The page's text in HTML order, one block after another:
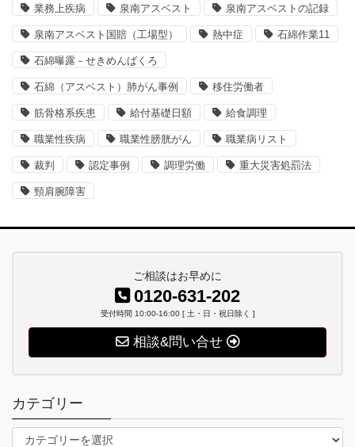
業務上疾病 泉南アスベスト 泉南アスベストの記録
泉南アスベスト国賠（工場型） 熱中症 石綿作業11
石綿曝露－せきめんばくろ
石綿（アスベスト）肺がん事例 移住労働者
筋骨格系疾患 給付基礎日額 給食調理
職業性疾病 職業性膀胱がん 職業病リスト
裁判 認定事例 調理労働 重大災害処罰法
頸肩腕障害
ご相談はお早めに
0120-631-202
受付時間 10:00-16:00 [ 土・日・祝日除く ]
相談&問い合せ
カテゴリー